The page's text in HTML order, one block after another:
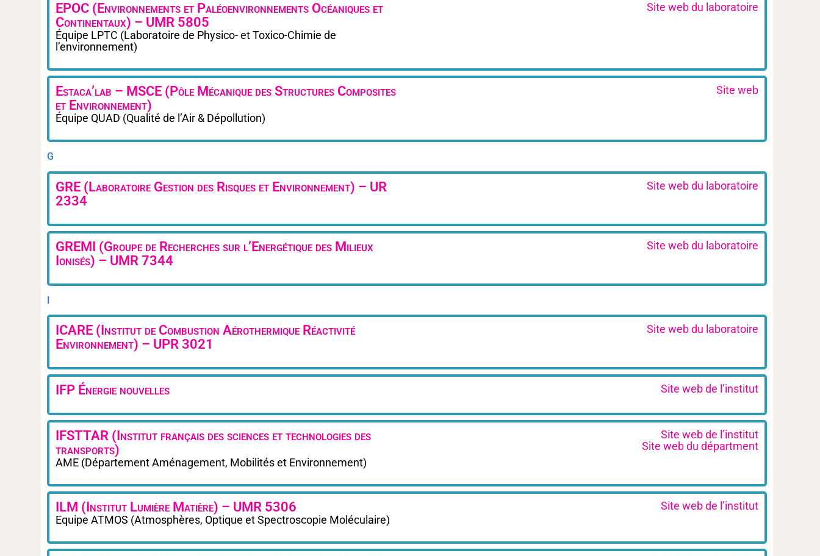
EPOC (Environnements et Paléoenvironnements Océaniques et
Continentaux) – UMR 5805
Équipe LPTC (Laboratoire de Physico- et Toxico-Chimie de
l’environnement)
Site web du laboratoire
Estaca’lab – MSCE (Pôle Mécanique des Structures Composites
et Environnement)
Équipe QUAD (Qualité de l’Air & Dépollution)
Site web
G
GRE (Laboratoire Gestion des Risques et Environnement) – UR
2334
Site web du laboratoire
GREMI (Groupe de Recherches sur l’Energétique des Milieux
Ionisés) – UMR 7344
Site web du laboratoire
I
ICARE (Institut de Combustion Aérothermique Réactivité
Environnement) – UPR 3021
Site web du laboratoire
IFP Énergie nouvelles Site web de l’institut
IFSTTAR (Institut français des sciences et technologies des
transports)
AME (Département Aménagement, Mobilités et Environnement)
Site web de l’institut
Site web du départment
ILM (Institut Lumière Matière) – UMR 5306
Equipe ATMOS (Atmosphères, Optique et Spectroscopie Moléculaire)
Site web de l’institut